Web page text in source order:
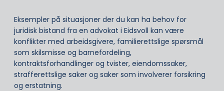
Eksempler på situasjoner der du kan ha behov for
juridisk bistand fra en advokat i Eidsvoll kan være
konflikter med arbeidsgivere, familierettslige spørsmål
som skilsmisse og barnefordeling,
kontraktsforhandlinger og tvister, eiendomssaker,
strafferettslige saker og saker som involverer forsikring
og erstatning.